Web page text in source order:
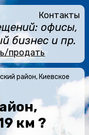
Контакты
офисы,
бизнес и пр.
продать
район, Киевское
км ?